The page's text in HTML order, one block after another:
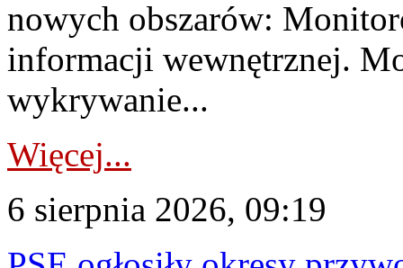
nowych obszarów:
informacji wewnętrznej.
wykrywanie...
Więcej...
6 sierpnia 2026, 09:19